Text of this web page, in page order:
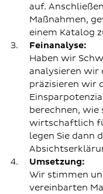
auf.
Maßnahmen,
einem Katalog
Feinanalyse:
Haben wir
analysieren wir
präzisieren wir
berechnen, wie
wirtschaftlich
legen Sie dann
Umsetzung:
Wir stimmen
vereinbarten